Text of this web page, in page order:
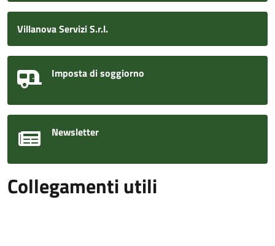
Villanova Servizi S.r.l.
Imposta di soggiorno
Newsletter
Collegamenti utili